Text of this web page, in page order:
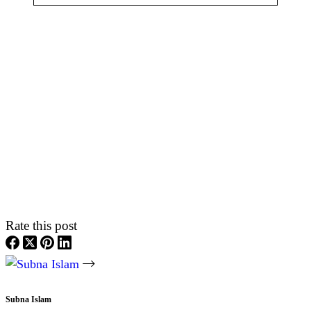
Rate this post
Subna Islam